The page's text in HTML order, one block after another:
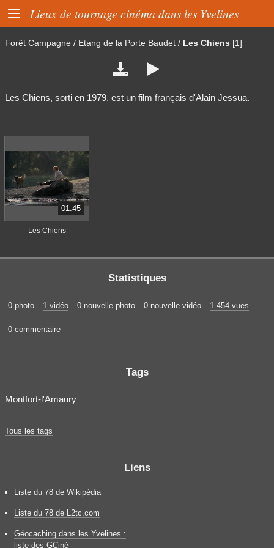
 Lieux de tournage cinéma dans les Yvelines
Forêt Campagne / Etang de la Porte Baudet / Les Chiens [1]
 
Les Chiens, sorti en 1979, est un film français d'Alain Jessua.
01:45
Les Chiens
Statistiques
0 photo 1 vidéo 0 nouvelle photo 0 nouvelle vidéo 1 454 vues
0 commentaire
Tags
Montfort-l'Amaury
Tous les tags
Liens
Liste du 78 de Wikipédia
Liste du 78 de L2tc.com
Géocaching dans les Yvelines :
liste des GCiné